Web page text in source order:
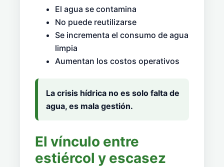
El agua se contamina
No puede reutilizarse
Se incrementa el consumo de agua
limpia
Aumentan los costos operativos
La crisis hídrica no es solo falta de
agua, es mala gestión.
El vínculo entre
estiércol y escasez